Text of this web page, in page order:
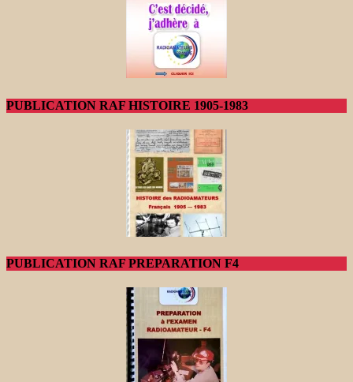
PUBLICATION RAF HISTOIRE 1905-1983
PUBLICATION RAF PREPARATION F4